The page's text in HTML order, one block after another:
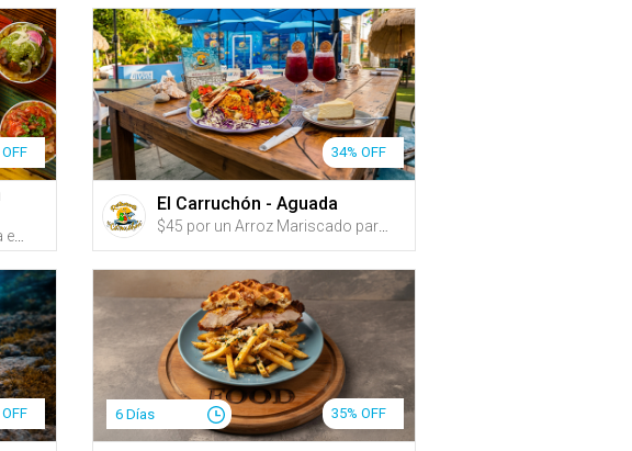
$39 por 2 Platos principales a escoger entre: Mofongo de carne frita en mojo isleñao; Mofongo de pollo en crema de ajo y cilantro; Mofongo relleno de churrasco en crema de aguacate; Camarones salteados en salsa criolla o Pulpo + 2 Cremas de plátano o Sopón de gandules + 2 Margaritas tradicionales a la roca
34% OFF
El Carruchón - Aguada
6 Días 35% OFF